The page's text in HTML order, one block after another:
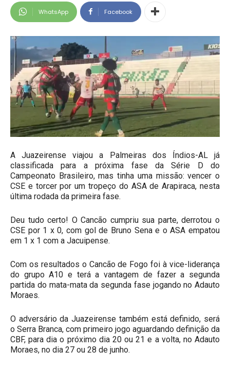
WhatsApp Facebook
A Juazeirense viajou a Palmeiras dos Índios-AL já
classificada para a próxima fase da Série D do
Campeonato Brasileiro, mas tinha uma missão: vencer o
CSE e torcer por um tropeço do ASA de Arapiraca, nesta
última rodada da primeira fase.
Deu tudo certo! O Cancão cumpriu sua parte, derrotou o
CSE por 1 x 0, com gol de Bruno Sena e o ASA empatou
em 1 x 1 com a Jacuipense.
Com os resultados o Cancão de Fogo foi à vice-liderança
do grupo A10 e terá a vantagem de fazer a segunda
partida do mata-mata da segunda fase jogando no Adauto
Moraes.
O adversário da Juazeirense também está definido, será
o Serra Branca, com primeiro jogo aguardando definição da
CBF, para dia o próximo dia 20 ou 21 e a volta, no Adauto
Moraes, no dia 27 ou 28 de junho.